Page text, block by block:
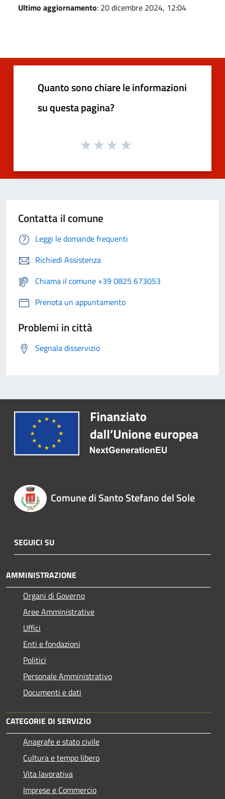
Ultimo aggiornamento: 20 dicembre 2024, 12:04
Quanto sono chiare le informazioni
su questa pagina?
Contatta il comune
Leggi le domande frequenti
Richiedi Assistenza
Chiama il comune +39 0825 673053
Prenota un appuntamento
Problemi in città
Segnala disservizio
Comune di Santo Stefano del Sole
SEGUICI SU
AMMINISTRAZIONE
Organi di Governo
Aree Amministrative
Uffici
Enti e fondazioni
Politici
Personale Amministrativo
Documenti e dati
CATEGORIE DI SERVIZIO
Anagrafe e stato civile
Cultura e tempo libero
Vita lavorativa
Imprese e Commercio